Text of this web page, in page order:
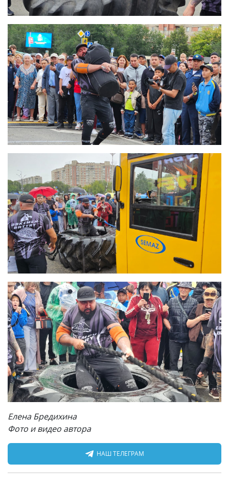
Елена Бредихина
Фото и видео автора
НАШ ТЕЛЕГРАМ